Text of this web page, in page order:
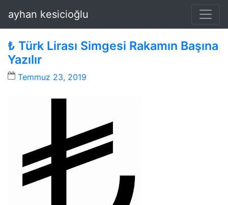
ayhan kesicioğlu
₺ Türk Lirası Simgesi Rakamın Başına
Yazılır
Temmuz 23, 2019